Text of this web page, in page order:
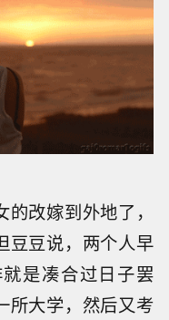
改嫁到外地了，
豆豆说，两个人早
是凑合过日子罢
所大学，然后又考